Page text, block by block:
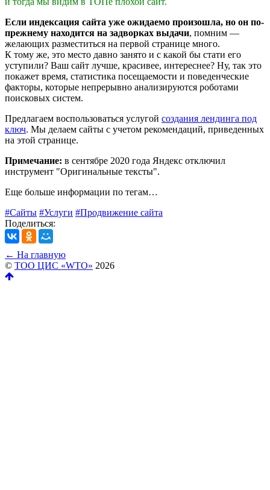
Если индексация сайта уже ожидаемо произошла, но он по-
прежнему находится на задворках выдачи, помним —
желающих разместиться на первой странице много.
К тому же, это место давно занято и с какой бы стати его
уступили? Ваш сайт лучше, красивее, интереснее? Ну, так это
покажет время, статистика посещаемости и поведенческие
факторы, которые непрерывно анализируются роботами
поисковых систем.
Предлагаем воспользоваться услугой создания лендинга под
ключ. Мы делаем сайты с учетом рекомендаций, приведенных
на этой странице.
Примечание: в сентябре 2020 года Яндекс отключил
инструмент "Оригинальные тексты".
Еще больше информации по тегам…
#Сайты #Услуги #Продвижение сайта
Поделиться:
← На главную
© ТОО ЦИС «WTO» 2026